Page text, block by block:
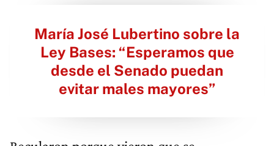
María José Lubertino sobre la
Ley Bases: “Esperamos que
desde el Senado puedan
evitar males mayores”